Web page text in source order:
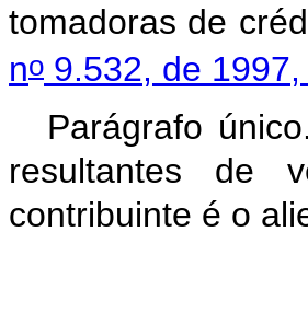
tomadoras de
no 9.532, de
Parágrafo
resultantes de
contribuinte é o